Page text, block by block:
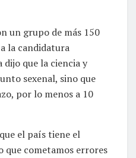
un grupo de más 150
la candidatura
que la ciencia y
sexenal, sino que
por lo menos a 10
el país tiene el
que cometamos errores